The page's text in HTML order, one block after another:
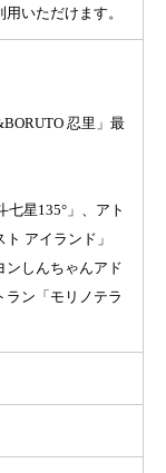
用いただけます。
忍里」最
七星135°」、アト
アイランド」
ンしんちゃんアド
ラン「モリノテラ